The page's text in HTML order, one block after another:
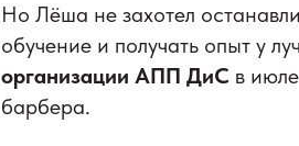
Но Лёша не захотел
обучение и получать опыт у
организации АПП ДиС в
барбера.